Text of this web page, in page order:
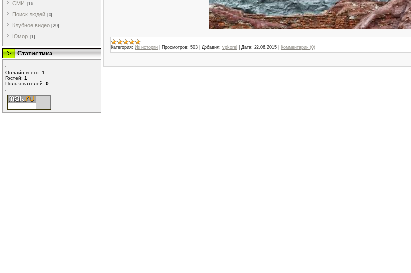
СМИ [16]
Поиск людей [0]
Клубное видео [29]
Юмор [1]
Статистика
Онлайн всего: 1
Гостей: 1
Пользователей: 0
Категория: Из истории Просмотров: 503 Добавил: vpkorel Дата: 22.06.2015 Комментарии (0)